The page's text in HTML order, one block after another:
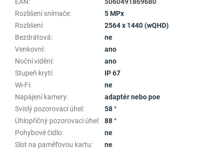
EAN:
5060491869680
Rozlišení snímače:
5 MPx
Rozlišení:
2564 x 1440 (wQHD)
Bezdrátová:
ne
Venkovní:
ano
Noční vidění:
ano
Stupeň krytí:
IP 67
Wi-Fi:
ne
Napájení kamery:
adaptér nebo poe
Svislý pozorovací úhel :
58 °
Úhlopříčný pozorovací úhel :
88 °
Pohybové čidlo:
ne
Slot na paměťovou kartu:
ne